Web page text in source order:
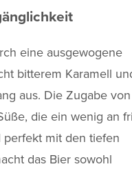
eine ausgewogene
bitterem Karamell
aus. Die Zugabe von
die ein wenig an
mit den tiefen
das Bier sowohl